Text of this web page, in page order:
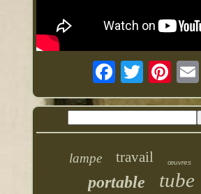
lampe travail œuvres
portable tube